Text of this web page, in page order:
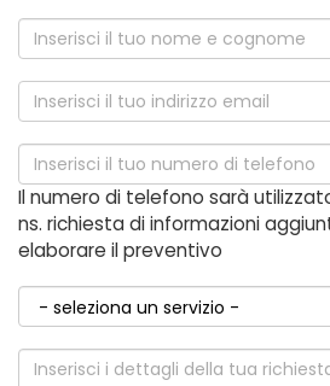
Nome*
Email*
Telefono*
Il numero di telefono sarà
ns. richiesta di informazioni
elaborare il preventivo
Servizio*
Messaggio*